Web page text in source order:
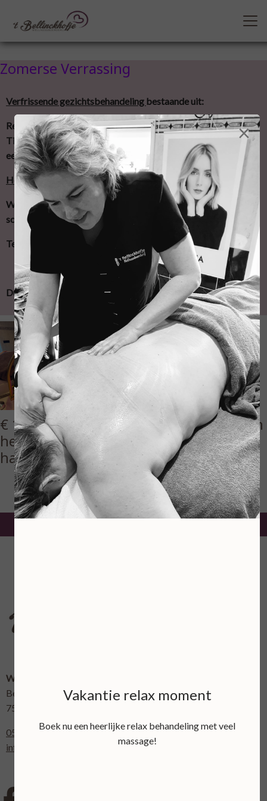
Zomerse Verrassing
Verfrissende gezichtsbehandeling bestaande uit:
Reiniging, peeling en masker afgestemd op huidconditie.
Tijdens het masker worden uw teennagels gelakt of u krijgt
een voetmassage.
Headspa behandelingvan 30 minuten:
Wasmassage ritueel, hoofdhuidpeeling en hoofdhuid, nek,
schouder massage met een haarmasker.
Ter afsluiting, Koffie/thee en lekkernijen
Duur behandeling 75 minuten
€ 110,00 p.p. Ook in duo te boeken, een
heerlijke behandeling voor hem en
haar!
Wellnessboerderij 't Bellinckhofje
Bellinckhofweg 7
7595 LL Weerselo
0541-661354 dit is tevens ons Whatsapp nummer
info@bellinckhofje.nl
×
Vakantie relax moment
Boek nu een heerlijke relax behandeling met veel
massage!